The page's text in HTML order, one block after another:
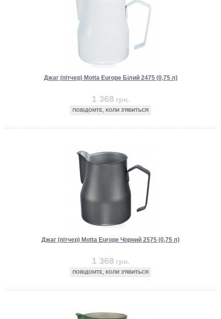
Джаг (пітчер) Motta Europe Білий 2475 (0,75 л)
1 368 грн.
ПОВІДОМТЕ, КОЛИ З'ЯВИТЬСЯ
Джаг (пітчер) Motta Europe Чорний 2575 (0,75 л)
1 368 грн.
ПОВІДОМТЕ, КОЛИ З'ЯВИТЬСЯ